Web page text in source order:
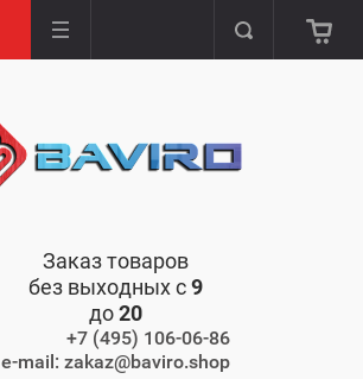
Заказ товаров
без выходных с9
до20
+7 (495) 106-06-86
e-mail: zakaz@baviro.shop